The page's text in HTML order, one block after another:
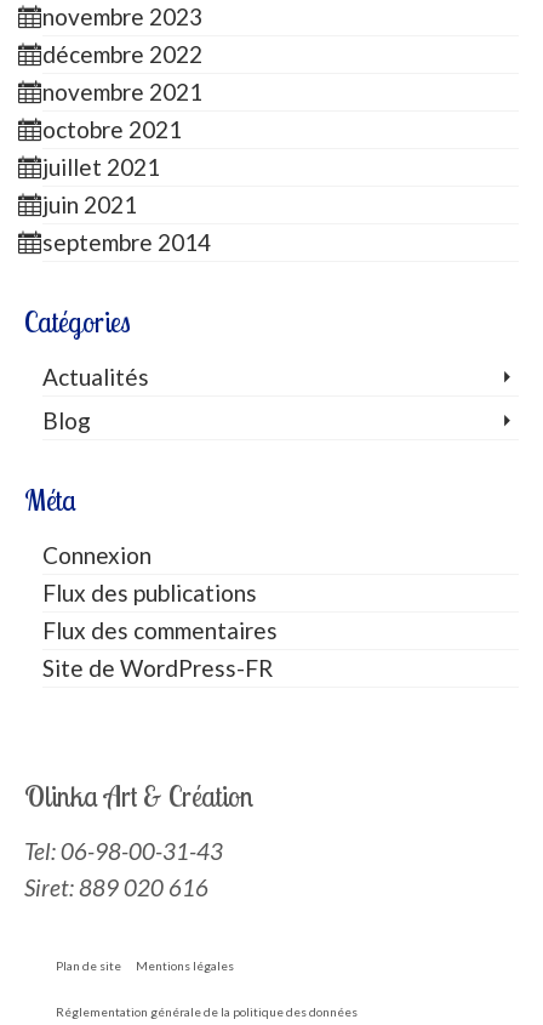
novembre 2023
décembre 2022
novembre 2021
octobre 2021
juillet 2021
juin 2021
septembre 2014
Catégories
Actualités
Blog
Méta
Connexion
Flux des publications
Flux des commentaires
Site de WordPress-FR
Olinka Art & Création
Tel:06-98-00-31-43
Siret: 889 020 616
Plan de site Mentions légales
Réglementation générale de la politique des données